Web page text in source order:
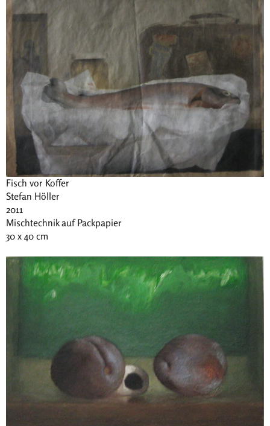
Fisch vor Koffer
Stefan Höller
2011
Mischtechnik auf Packpapier
30 x 40 cm